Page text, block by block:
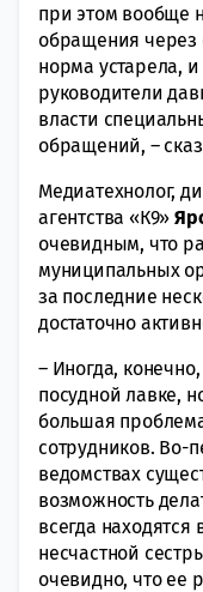
при этом вообще
обращения через
норма устарела,
руководители
власти
обращений, –
Медиатехнолог,
агентства «К9»
очевидным, что
муниципальных
за последние
достаточно
– Иногда,
посудной лавке,
большая
сотрудников. Во-
ведомствах
возможность
всегда
несчастной
очевидно, что ее